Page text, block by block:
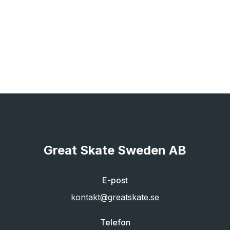
Great Skate Sweden AB
E-post
kontakt@greatskate.se
Telefon